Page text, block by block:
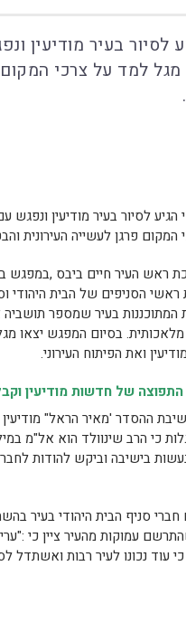
לסיור בעיר מודיעין
למד על צרכי
הגיע לסיור בעיר מודיעין
פרגן לעשייה העירונית
ראש העיר חיים ביבס ,במפגש
ראשי הסניפים של הבית היהודי
בסיום המפגש יצאו
ואת הפיתוח העירוני.
של חדשות מודיעין
ההסדר 'מאיר הראל"
כי הרב שינוולד הוא אל"מ
בישיבה וביקש להודות
סניף הבית היהודי בעיר
עמוקות מהעיר ציין כי
עוד נכונו לעיר רבות ואשתדל